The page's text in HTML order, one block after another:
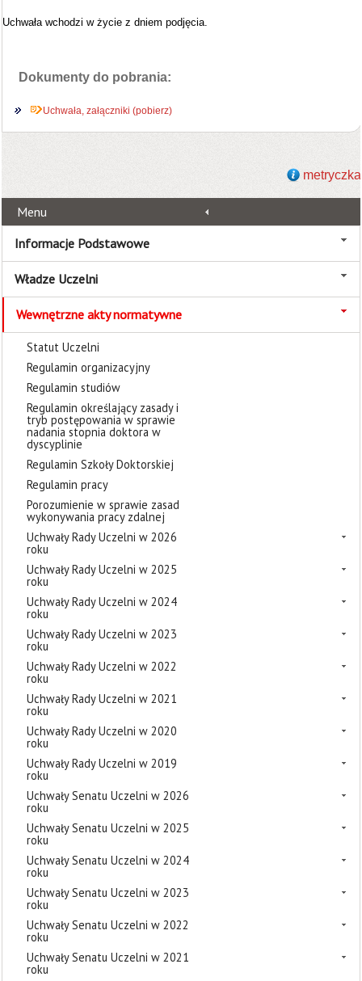
Uchwała wchodzi w życie z dniem podjęcia.
Dokumenty do pobrania:
Uchwała, załączniki (pobierz)
metryczka
Menu
Informacje Podstawowe
Władze Uczelni
Wewnętrzne akty normatywne
Statut Uczelni
Regulamin organizacyjny
Regulamin studiów
Regulamin określający zasady i
tryb postępowania w sprawie
nadania stopnia doktora w
dyscyplinie
Regulamin Szkoły Doktorskiej
Regulamin pracy
Porozumienie w sprawie zasad
wykonywania pracy zdalnej
Uchwały Rady Uczelni w 2026
roku
Uchwały Rady Uczelni w 2025
roku
Uchwały Rady Uczelni w 2024
roku
Uchwały Rady Uczelni w 2023
roku
Uchwały Rady Uczelni w 2022
roku
Uchwały Rady Uczelni w 2021
roku
Uchwały Rady Uczelni w 2020
roku
Uchwały Rady Uczelni w 2019
roku
Uchwały Senatu Uczelni w 2026
roku
Uchwały Senatu Uczelni w 2025
roku
Uchwały Senatu Uczelni w 2024
roku
Uchwały Senatu Uczelni w 2023
roku
Uchwały Senatu Uczelni w 2022
roku
Uchwały Senatu Uczelni w 2021
roku